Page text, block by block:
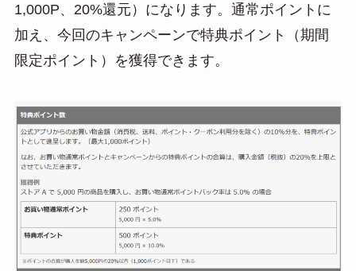
1,000P、20%還元）になります。通常ポイントに
加え、今回のキャンペーンで特典ポイント（期間
限定ポイント）を獲得できます。